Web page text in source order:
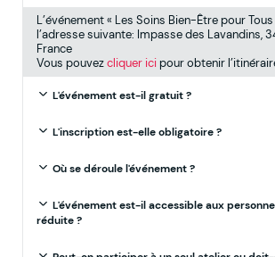
L’événement « Les Soins Bien-Être pour
l’adresse suivante: Impasse des Lavandins,
France
Vous pouvezcliquer icipour obtenir
L'événement est-il gratuit ?
L'inscription est-elle obligatoire ?
Où se déroule l'événement ?
L'événement est-il accessible aux
réduite ?